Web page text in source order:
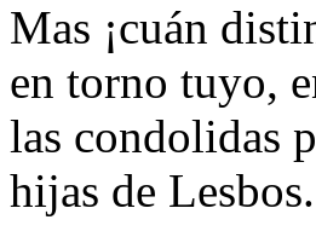
Mas ¡cuán
en torno tuyo,
las condolidas
hijas de Lesbos.